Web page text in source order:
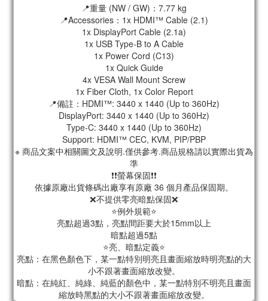
📍重量 (NW / GW)：7.77 kg
📍Accessories：1x HDMI™ Cable (2.1)
1x DisplayPort Cable (2.1a)
1x USB Type-B to A Cable
1x Power Cord (C13)
1x Quick Guide
4x VESA Wall Mount Screw
1x Fiber Cloth, 1x Color Report
📍備註：HDMI™: 3440 x 1440 (Up to 360Hz)
DisplayPort: 3440 x 1440 (Up to 360Hz)
Type-C: 3440 x 1440 (Up to 360Hz)
Support: HDMI™ CEC, KVM, PIP/PBP
※ 商品文案中相關圖文及說明.僅供參考.商品規格請以實際出貨為
準
❗❗螢幕保固❗❗
依據原廠出貨條碼出廠享有原廠 36 個月產品保固期。
❌不提供零亮暗點保固❌
⭐例外規範⭐
亮點超過3點，亮點間距要大於15mm以上
暗點超過5點
⭐亮、暗點定義⭐
亮點：在黑色顏色下，某一點特別明亮且畫面縮放時明亮點的大
小不跟著畫面縮放改變。
暗點：在純紅、純綠、純藍的顏色中，某一點特別不明亮且畫面
縮放時黑點的大小不跟著畫面縮放改變。